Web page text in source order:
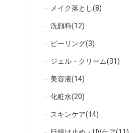
メイク落とし(8)
洗顔料(12)
ピーリング(3)
ジェル・クリーム(31)
美容液(14)
化粧水(20)
スキンケア(14)